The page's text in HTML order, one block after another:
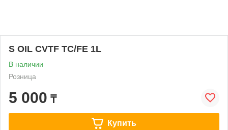
S OIL CVTF TC/FE 1L
В наличии
Розница
5 000 ₸
Купить